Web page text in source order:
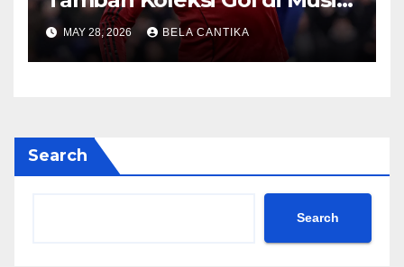
2026/27
MAY 28, 2026 BELA CANTIKA
Search
Search